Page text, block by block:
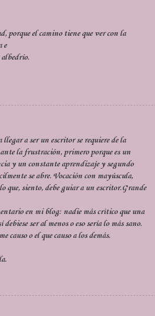
porque el camino tiene que ver con la
e
albedrío.
a ser un escritor se requiere de la
la frustración, primero porque es un
y un constante aprendizaje y segundo
se abre. Vocación con mayúscula,
que, siento, debe guiar a un escritor.Grande
en mi blog: nadie más crìtico que una
ser al menos o eso sería lo más sano.
causo o el que causo a los demás.